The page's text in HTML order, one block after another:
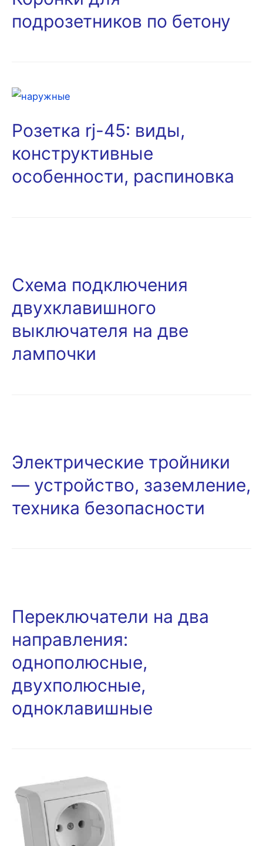
подрозетников по бетону
Розетка rj-45: виды,
конструктивные
особенности, распиновка
Схема подключения
двухклавишного
выключателя на две
лампочки
Электрические тройники
— устройство, заземление,
техника безопасности
Переключатели на два
направления:
однополюсные,
двухполюсные,
одноклавишные